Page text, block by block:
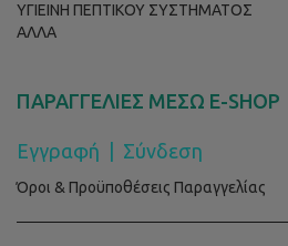
ΥΓΙΕΙΝΗ ΠΕΠΤΙΚΟΥ ΣΥΣΤΗΜΑΤΟΣ
ΑΛΛΑ
ΠΑΡΑΓΓΕΛΙΕΣ ΜΕΣΩ E-SHOP
Εγγραφή Σύνδεση
Όροι & Προϋποθέσεις Παραγγελίας